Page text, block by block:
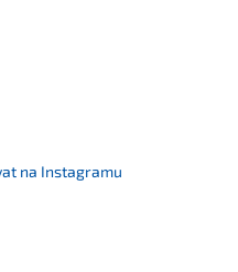
na Instagramu